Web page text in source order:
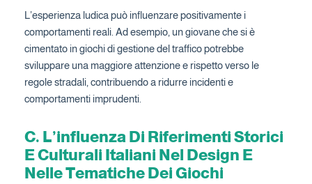
L’esperienza ludica può influenzare positivamente i
comportamenti reali. Ad esempio, un giovane che si è
cimentato in giochi di gestione del traffico potrebbe
sviluppare una maggiore attenzione e rispetto verso le
regole stradali, contribuendo a ridurre incidenti e
comportamenti imprudenti.
C. L’influenza Di Riferimenti Storici
E Culturali Italiani Nel Design E
Nelle Tematiche Dei Giochi